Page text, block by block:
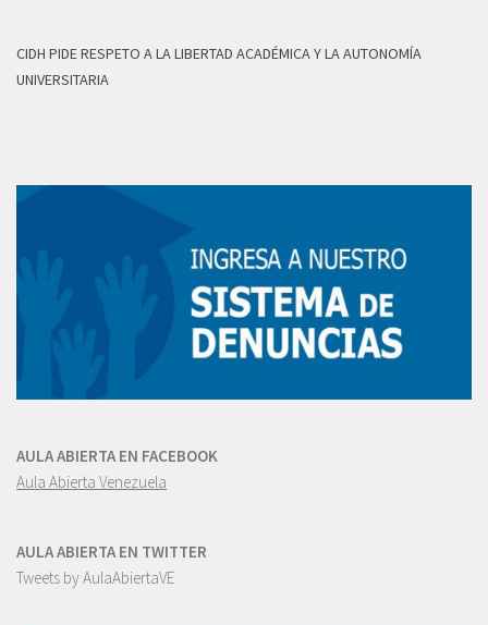
CIDH PIDE RESPETO A LA LIBERTAD ACADÉMICA Y LA AUTONOMÍA
UNIVERSITARIA
AULA ABIERTA EN FACEBOOK
Aula Abierta Venezuela
AULA ABIERTA EN TWITTER
Tweets by AulaAbiertaVE